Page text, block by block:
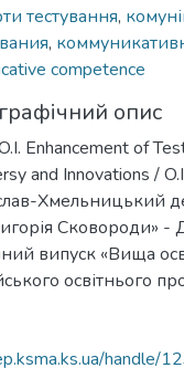
тестування,
,
competence
опис
Enhancement of
and Innovations /
Хмельницький
Сковороди»
випуск «Вища
освітнього
handle/